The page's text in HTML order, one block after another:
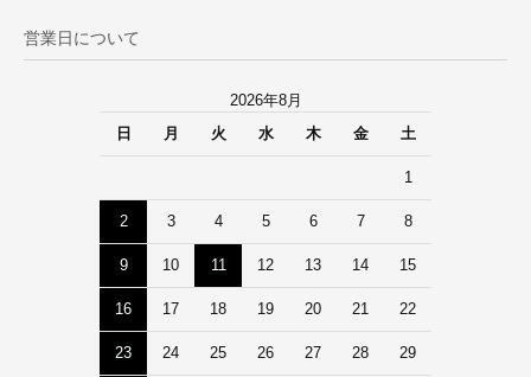
営業日について
2026年8月
日
月 火 水 木 金 土
1
2 3 4 5 6 7 8
9 10 11 12 13 14 15
16 17 18 19 20 21 22
23 24 25 26 27 28 29